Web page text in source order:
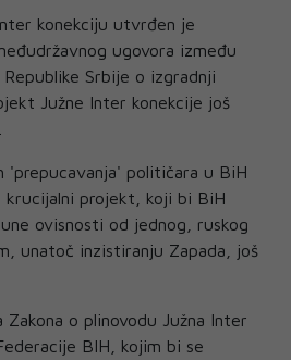
konekciju utvrđen je
ugovora između
Srbije o izgradnji
Južne Inter konekcije još
'prepucavanja' političara u BiH
krucijalni projekt, koji bi BiH
ovisnosti od jednog, ruskog
unatoč inzistiranju Zapada, još
o plinovodu Južna Inter
BIH, kojim bi se